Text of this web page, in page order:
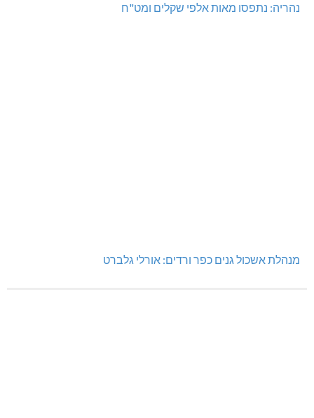
נהריה: נתפסו מאות אלפי שקלים ומט"ח
מנהלת אשכול גנים כפר ורדים: אורלי גלברט